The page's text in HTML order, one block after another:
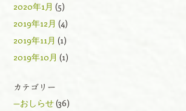
2020年1月 (5)
2019年12月 (4)
2019年11月 (1)
2019年10月 (1)
カテゴリー
—おしらせ(36)